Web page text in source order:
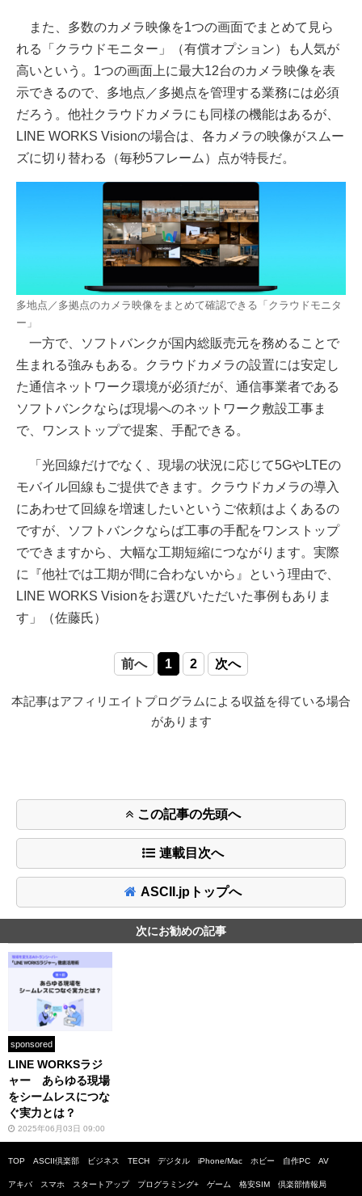
また、多数のカメラ映像を1つの画面でまとめて見ら
れる「クラウドモニター」（有償オプション）も人気が
高いという。1つの画面上に最大12台のカメラ映像を表
示できるので、多地点／多拠点を管理する業務には必須
だろう。他社クラウドカメラにも同様の機能はあるが、
LINE WORKS Visionの場合は、各カメラの映像がスムー
ズに切り替わる（毎秒5フレーム）点が特長だ。
多地点／多拠点のカメラ映像をまとめて確認できる「クラウドモニタ
ー」
一方で、ソフトバンクが国内総販売元を務めることで
生まれる強みもある。クラウドカメラの設置には安定し
た通信ネットワーク環境が必須だが、通信事業者である
ソフトバンクならば現場へのネットワーク敷設工事ま
で、ワンストップで提案、手配できる。
「光回線だけでなく、現場の状況に応じて5GやLTEの
モバイル回線もご提供できます。クラウドカメラの導入
にあわせて回線を増速したいというご依頼はよくあるの
ですが、ソフトバンクならば工事の手配をワンストップ
でできますから、大幅な工期短縮につながります。実際
に『他社では工期が間に合わないから』という理由で、
LINE WORKS Visionをお選びいただいた事例もありま
す」（佐藤氏）
前へ 1 2 次へ
本記事はアフィリエイトプログラムによる収益を得ている場合
があります
この記事の先頭へ
連載目次へ
ASCII.jpトップへ
次にお勧めの記事
sponsored
LINE WORKSラジ
ャー あらゆる現場
をシームレスにつな
ぐ実力とは？
2025年06月03日 09:00
TOP ASCII倶楽部 ビジネス TECH デジタル iPhone/Mac ホビー 自作PC AV
アキバ スマホ スタートアップ プログラミング+ ゲーム 格安SIM 倶楽部情報局